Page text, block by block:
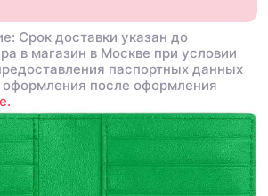
Срок доставки указан до
в магазин в Москве при условии
паспортных данных
после оформления